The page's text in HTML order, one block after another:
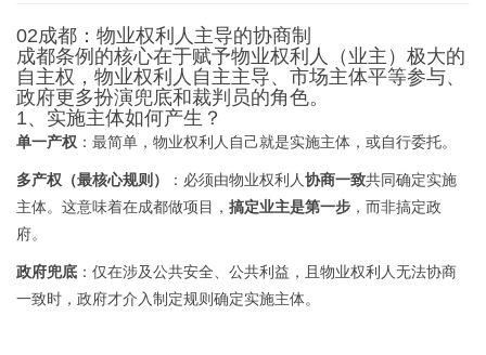
02成都：物业权利人主导的协商制
成都条例的核心在于赋予物业权利人（业主）极大的
自主权，物业权利人自主主导、市场主体平等参与、
政府更多扮演兜底和裁判员的角色。
1、实施主体如何产生？
单一产权 ：最简单，物业权利人自己就是实施主体，或自行委托。
多产权（最核心规则） ：必须由物业权利人协商一致共同确定实施
主体。这意味着在成都做项目， 搞定业主是第一步 ，而非搞定政
府。
政府兜底 ：仅在涉及公共安全、公共利益，且物业权利人无法协商
一致时，政府才介入制定规则确定实施主体。